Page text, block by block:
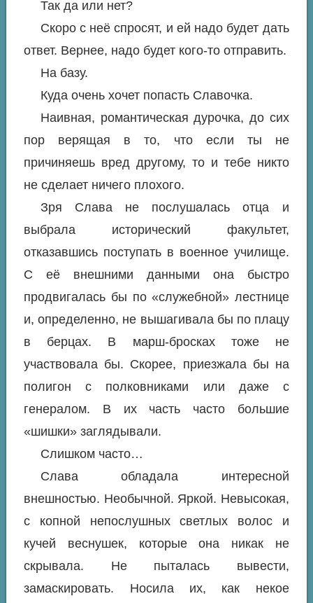
Так да или нет?
Скоро с неё спросят, и ей надо будет дать
ответ. Вернее, надо будет кого-то отправить.
На базу.
Куда очень хочет попасть Славочка.
Наивная, романтическая дурочка, до сих
пор верящая в то, что если ты не
причиняешь вред другому, то и тебе никто
не сделает ничего плохого.
Зря Слава не послушалась отца и
выбрала исторический факультет,
отказавшись поступать в военное училище.
С её внешними данными она быстро
продвигалась бы по «служебной» лестнице
и, определенно, не вышагивала бы по плацу
в берцах. В марш-бросках тоже не
участвовала бы. Скорее, приезжала бы на
полигон с полковниками или даже с
генералом. В их часть часто большие
«шишки» заглядывали.
Слишком часто…
Слава обладала интересной
внешностью. Необычной. Яркой. Невысокая,
с копной непослушных светлых волос и
кучей веснушек, которые она никак не
скрывала. Не пыталась вывести,
замаскировать. Носила их, как некое